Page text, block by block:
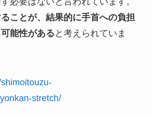
ことが、結果的に手首への負担
能性がある と考えられていま
stretch/